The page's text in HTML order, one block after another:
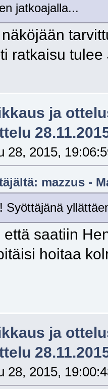
jatkoajalla...
ratkaisu
ja
28, 2015,
mazzus -
Syöttäjänä
että saatiin
hoitaa
ja
28, 2015,